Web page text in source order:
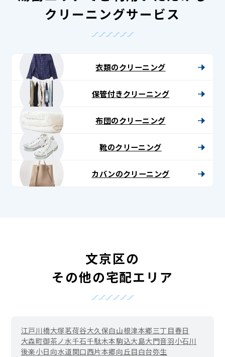
クリーニングサービス
衣類のクリーニング
保管付きクリーニング
布団のクリーニング
靴のクリーニング
カバンのクリーニング
文京区の
その他の宅配エリア
江戸川橋大塚茗荷谷大久保白山根津本郷三丁目春日
大森町御茶ノ水千石千駄木本駒込大島大門音羽小石川
後楽小日向水道関口西片本郷向丘目白台弥生